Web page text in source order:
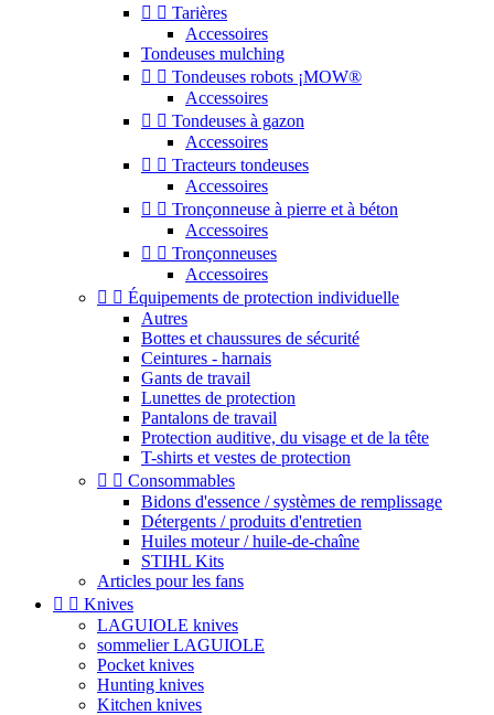
  Tarières
Accessoires
Tondeuses mulching
  Tondeuses robots ¡MOW®
Accessoires
  Tondeuses à gazon
Accessoires
  Tracteurs tondeuses
Accessoires
  Tronçonneuse à pierre et à béton
Accessoires
  Tronçonneuses
Accessoires
  Équipements de protection individuelle
Autres
Bottes et chaussures de sécurité
Ceintures - harnais
Gants de travail
Lunettes de protection
Pantalons de travail
Protection auditive, du visage et de la tête
T-shirts et vestes de protection
  Consommables
Bidons d'essence / systèmes de remplissage
Détergents / produits d'entretien
Huiles moteur / huile-de-chaîne
STIHL Kits
Articles pour les fans
  Knives
LAGUIOLE knives
sommelier LAGUIOLE
Pocket knives
Hunting knives
Kitchen knives